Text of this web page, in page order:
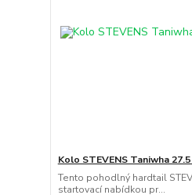
Kolo STEVENS Taniwha
Tento pohodlný hardtail
startovací nabídkou pr...